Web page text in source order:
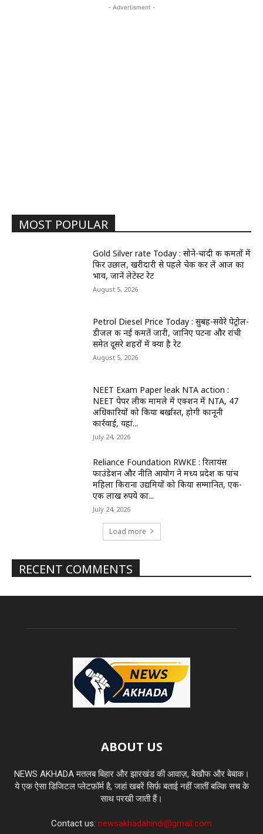
- Advertisment -
MOST POPULAR
Gold Silver rate Today : सोने-चांदी की कीमतों में
फिर उछाल, खरीदारी से पहले चेक कर लें आज का
भाव, जानें लेटेस्ट रेट
August 5, 2026
Petrol Diesel Price Today : सुबह-सवेरे पेट्रोल-
डीजल की नई कीमतें जारी, जानिए पटना और रांची
समेत दूसरे शहरों में क्या है रेट
August 5, 2026
NEET Exam Paper leak NTA action :
NEET पेपर लीक मामले में एक्शन में NTA, 47
अधिकारियों को किया बर्खास्त, होगी कानूनी
कार्रवाई, यहां...
July 24, 2026
Reliance Foundation RWKE : रिलायंस
फाउंडेशन और नीति आयोग ने मध्य प्रदेश की पांच
महिला किराना उद्यमियों को किया सम्मानित, एक-
एक लाख रुपये का...
July 24, 2026
Load more
RECENT COMMENTS
ABOUT US
NEWS AKHADA मतलब बिहार और झारखंड की आवाज़, बेखौफ और बेबाक।
ये एक ऐसा डिजिटल प्लेटफ़ॉर्म है, जहां खबरें सिर्फ़ बताई नहीं जातीं बल्कि सच के
साथ परखी जाती हैं।
Contact us: newsakhadahindi@gmail.com